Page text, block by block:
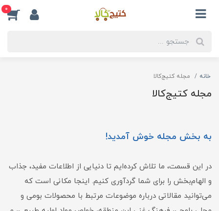
0
خانه مجله کتیج‌کالا
مجله کتیج‌کالا
به بخش مجله خوش آمدید!
در این قسمت، ما تلاش کرده‌ایم تا دنیایی از اطلاعات مفید، جذاب
و الهام‌بخش را برای شما گردآوری کنیم. اینجا مکانی است که
می‌توانید مقالاتی درباره موضوعات مرتبط با محصولات بومی و